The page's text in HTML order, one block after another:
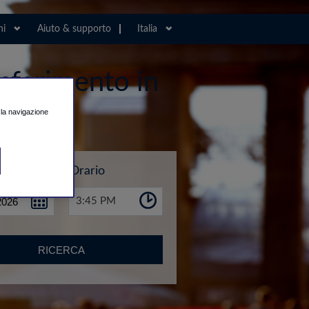
Aiuto & supporto Italia
in
Orario
3:45 PM
RICERCA
navigazione